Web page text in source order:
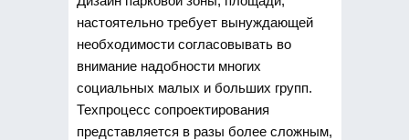
настоятельно требует вынуждающей
необходимости согласовывать во
внимание надобности многих
социальных малых и больших групп.
Техпроцесс сопроектирования
представляется в разы более сложным,